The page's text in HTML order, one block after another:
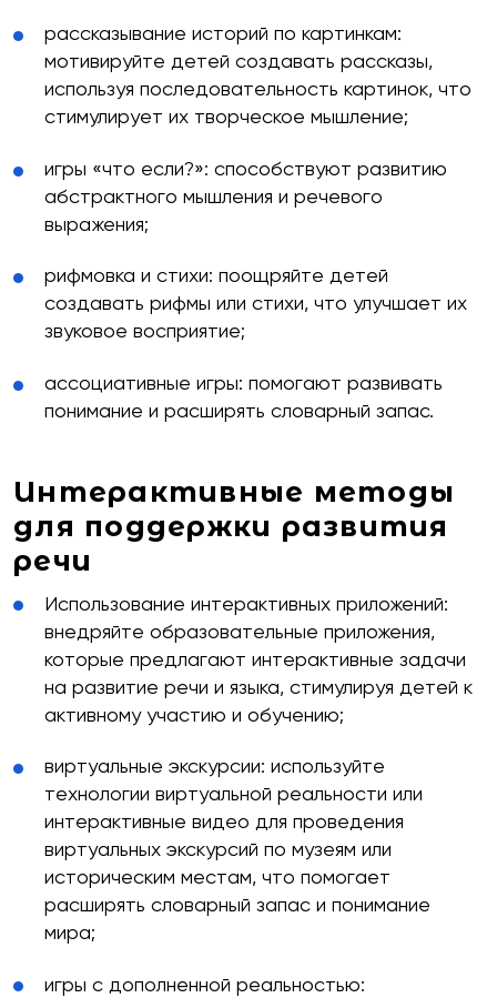
рассказывание историй по картинкам:
мотивируйте детей создавать рассказы,
используя последовательность картинок, что
стимулирует их творческое мышление;
игры «что если?»: способствуют развитию
абстрактного мышления и речевого
выражения;
рифмовка и стихи: поощряйте детей
создавать рифмы или стихи, что улучшает их
звуковое восприятие;
ассоциативные игры: помогают развивать
понимание и расширять словарный запас.
Интерактивные методы
для поддержки развития
речи
Использование интерактивных приложений:
внедряйте образовательные приложения,
которые предлагают интерактивные задачи
на развитие речи и языка, стимулируя детей к
активному участию и обучению;
виртуальные экскурсии: используйте
технологии виртуальной реальности или
интерактивные видео для проведения
виртуальных экскурсий по музеям или
историческим местам, что помогает
расширять словарный запас и понимание
мира;
игры с дополненной реальностью: